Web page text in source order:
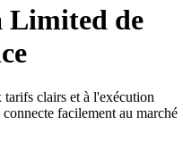
Limited de
clairs et à l'exécution
facilement au marché